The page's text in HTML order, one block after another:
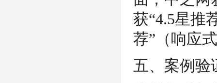
获“4.5星推
荐”（响应
五、案例验